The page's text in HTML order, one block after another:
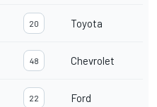
20 Toyota
48 Chevrolet
22 Ford